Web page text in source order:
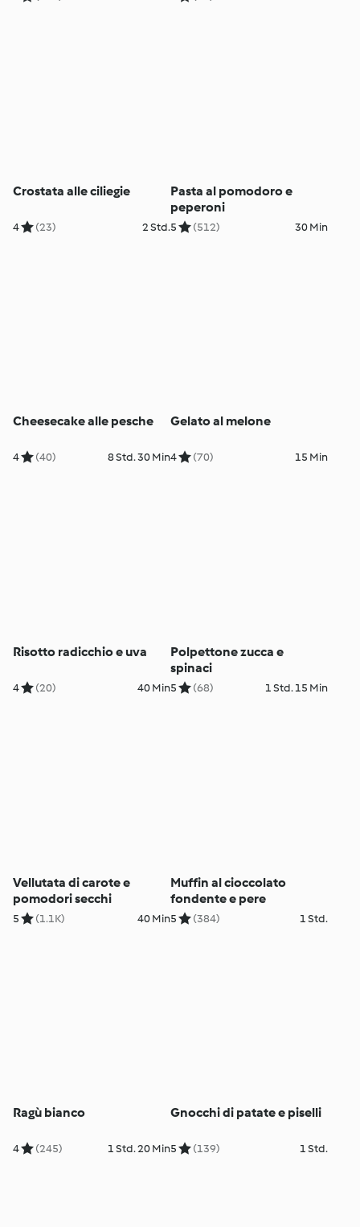
Crostata alle ciliegie
4 (23) 2 Std.
Pasta al pomodoro e
peperoni
5 (512) 30 Min
Cheesecake alle pesche
4 (40) 8 Std. 30 Min
Gelato al melone
4 (70) 15 Min
Risotto radicchio e uva
4 (20) 40 Min
Polpettone zucca e
spinaci
5 (68) 1 Std. 15 Min
Vellutata di carote e
pomodori secchi
5 (1.1K) 40 Min
Muffin al cioccolato
fondente e pere
5 (384) 1 Std.
Ragù bianco
4 (245) 1 Std. 20 Min
Gnocchi di patate e piselli
5 (139) 1 Std.